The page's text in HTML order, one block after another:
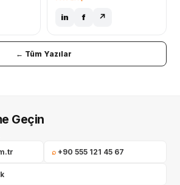
in f ↗
← Tüm Yazılar
Geçin
⌕ +90 555 121 45 67